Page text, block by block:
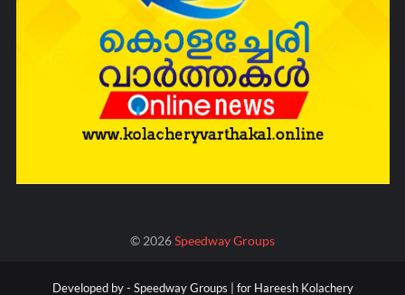
©2026Speedway Groups
Developed by - Speedway Groups | for Hareesh Kolachery